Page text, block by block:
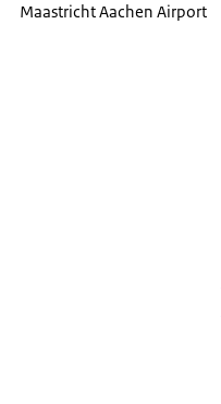
Maastricht Aachen Airport